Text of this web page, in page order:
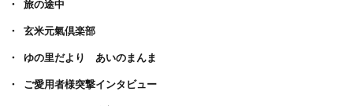
旅の途中
玄米元氣倶楽部
ゆの里だより あいのまんま
ご愛用者様突撃インタビュー